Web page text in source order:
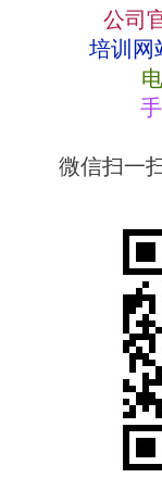
公司
培训网
微信扫一